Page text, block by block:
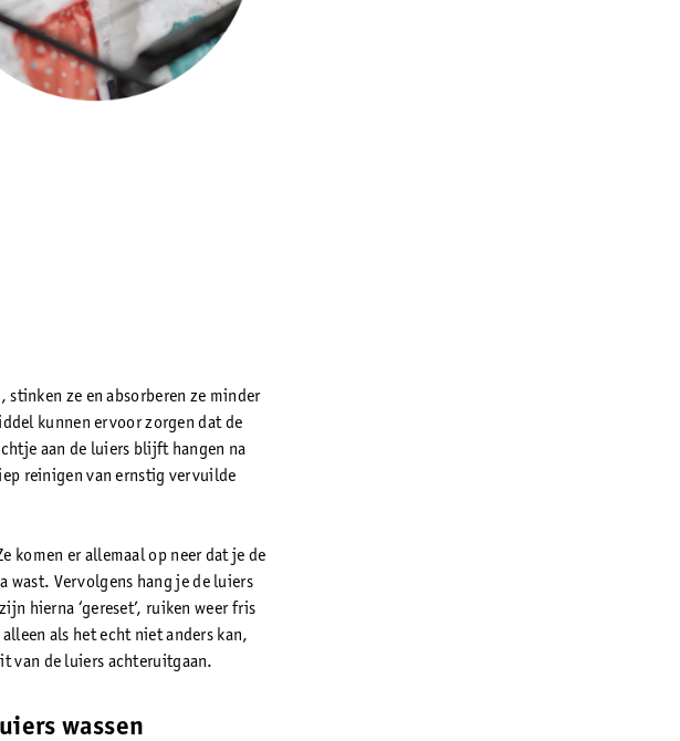
ze en absorberen ze minder
kunnen ervoor zorgen dat de
aan de luiers blijft hangen na
reinigen van ernstig vervuilde
komen er allemaal op neer dat je de
wast. Vervolgens hang je de luiers
hierna ‘gereset’, ruiken weer fris
als het echt niet anders kan,
van de luiers achteruitgaan.
wassen